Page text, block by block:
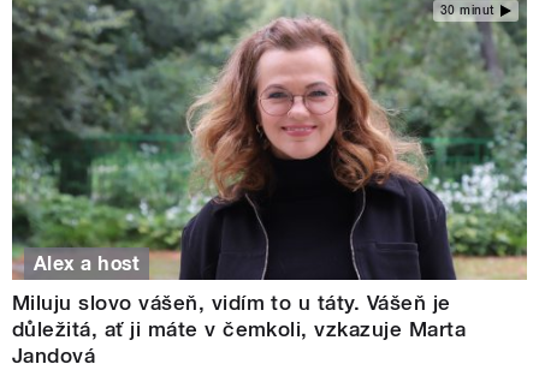
30 minut
Alex a host
Miluju slovo vášeň, vidím to u táty. Vášeň je
důležitá, ať ji máte v čemkoli, vzkazuje Marta
Jandová